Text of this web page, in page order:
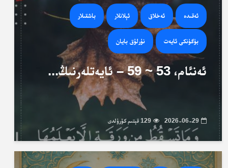
ئەقىدە ئەخلاق ئېلانلار باشقىلار
بۈگۈنكى ئايەت نۇرلۇق بايان
ئەنئام، 53 ~ 59 – ئايەتلەرنىڭ...
2026-06-29 129 قېتىم كۆرۈلدى